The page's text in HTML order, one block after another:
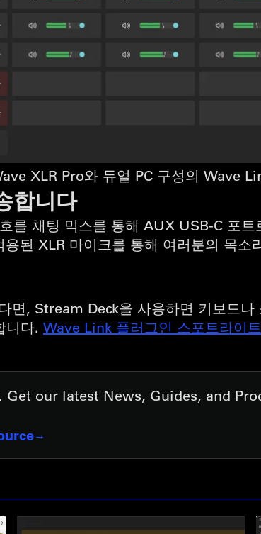
XLR Pro와 듀얼 PC 구성의 Wave
합니다
를 채팅 믹스를 통해 AUX USB-C 포트
된 XLR 마이크를 통해 여러분의 목소
면, Stream Deck을 사용하면 키보드
니다. Wave Link 플러그인 스포트라이
our latest News, Guides, and